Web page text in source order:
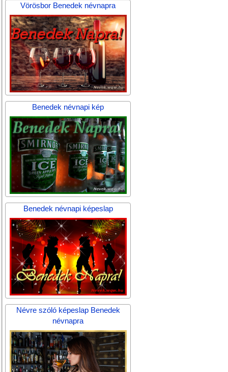
Vörösbor Benedek névnapra
Benedek névnapi kép
Benedek névnapi képeslap
Névre szóló képeslap Benedek
névnapra